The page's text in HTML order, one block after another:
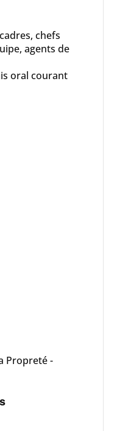
chefs
agents de
oral courant
Propreté -